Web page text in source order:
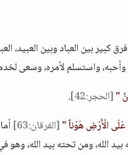
كبير بين العباد وبين العبيد،
وأحبه، واستسلم لأمره، وسعى
"[الحجر:42]
.
الْأَرْضِ هَوْناً "[الفرقان:63]
بيد الله، ومن تحته بيد الله،